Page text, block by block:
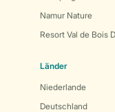
Namur Nature
Resort Val de Bois
Länder
Niederlande
Deutschland